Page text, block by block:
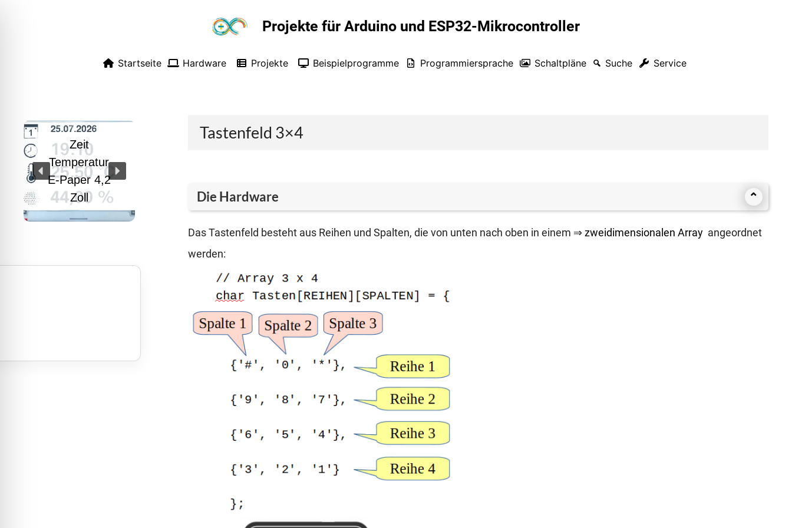
Projekte für Arduino und ESP32-Mikrocontroller
Startseite Hardware Projekte Beispielprogramme Programmiersprache Schaltpläne Suche Service
Tastenfeld 3×4
Die Hardware ⌃
Das Tas­ten­feld besteht aus Rei­hen und Spal­ten, die von unten nach oben in einem ⇒ zwei­di­men­sio­na­len Array ange­ord­net
wer­den:
Zeit
Temperatur
E-Paper 4,2
Zoll